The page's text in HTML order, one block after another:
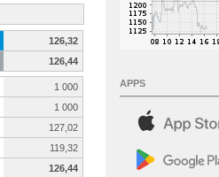
126,32
126,44
1 000
1 000
127,02
119,32
126,44
APPS